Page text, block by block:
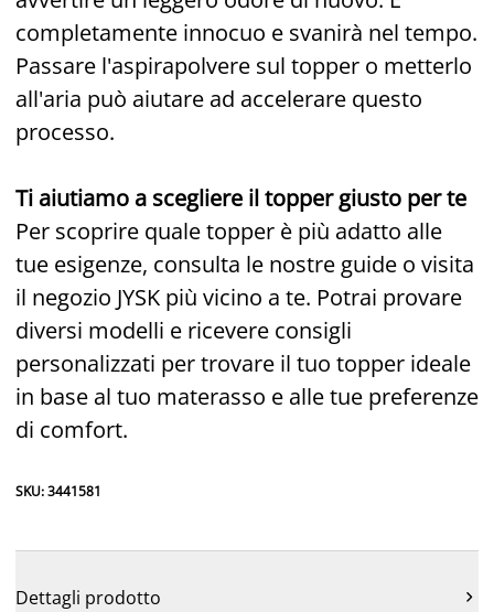
completamente innocuo e svanirà nel tempo.
Passare l'aspirapolvere sul topper o metterlo
all'aria può aiutare ad accelerare questo
processo.
Ti aiutiamo a scegliere il topper giusto per te
Per scoprire quale topper è più adatto alle
tue esigenze, consulta le nostre guide o visita
il negozio JYSK più vicino a te. Potrai provare
diversi modelli e ricevere consigli
personalizzati per trovare il tuo topper ideale
in base al tuo materasso e alle tue preferenze
di comfort.
SKU: 3441581
Dettagli prodotto 